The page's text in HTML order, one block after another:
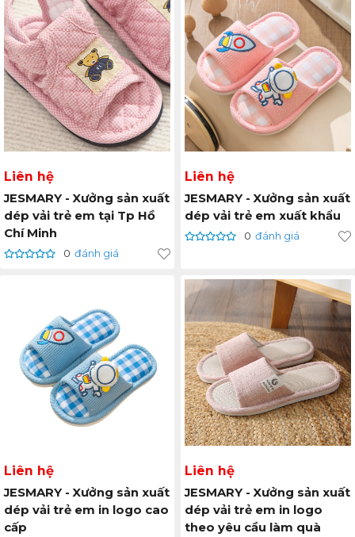
Liên hệ
JESMARY - Xưởng sản xuất
dép vải trẻ em tại Tp Hồ
Chí Minh
0 đánh giá
Liên hệ
JESMARY - Xưởng sản xuất
dép vải trẻ em xuất khẩu
0 đánh giá
Liên hệ
JESMARY - Xưởng sản xuất
dép vải trẻ em in logo cao
cấp
Liên hệ
JESMARY - Xưởng sản xuất
dép vải trẻ em in logo
theo yêu cầu làm quà